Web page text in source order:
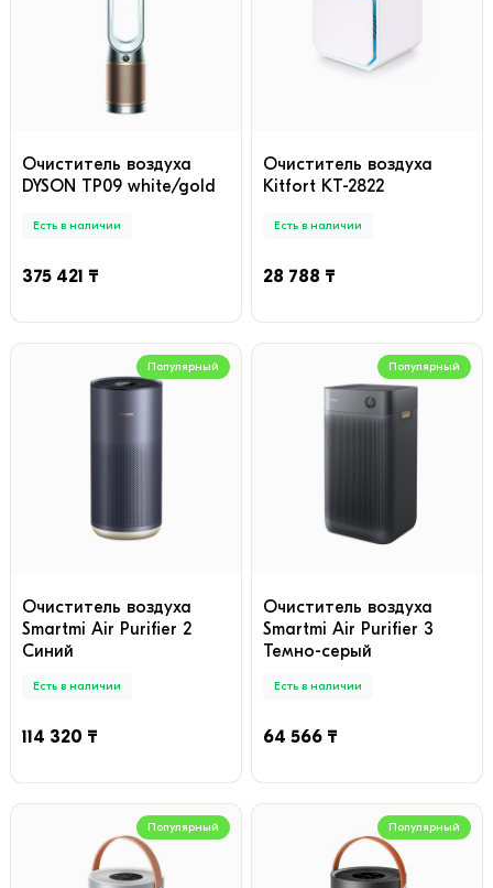
Очиститель воздуха
DYSON TP09 white/gold
Есть в наличии
375 421 ₸
Очиститель воздуха
Kitfort КТ-2822
Есть в наличии
28 788 ₸
Популярный
Очиститель воздуха
Smartmi Air Purifier 2
Синий
Есть в наличии
114 320 ₸
Популярный
Очиститель воздуха
Smartmi Air Purifier 3
Темно-серый
Есть в наличии
64 566 ₸
Популярный Популярный